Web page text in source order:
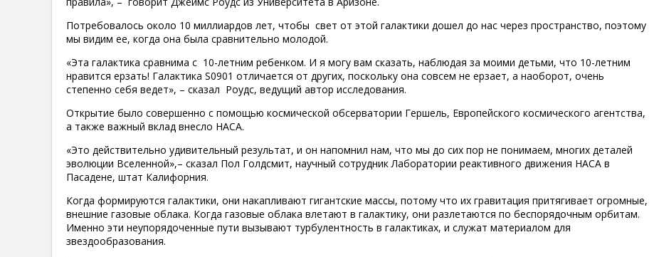
Потребовалось около 10 миллиардов лет, чтобы свет от этой галактики дошел до нас через пространство, поэтому
мы видим ее, когда она была сравнительно молодой.
«Эта галактика сравнима с 10-летним ребенком. И я могу вам сказать, наблюдая за моими детьми, что 10-летним
нравится ерзать! Галактика S0901 отличается от других, поскольку она совсем не ерзает, а наоборот, очень
степенно себя ведет», – сказал Роудс, ведущий автор исследования.
Открытие было совершенно с помощью космической обсерватории Гершель, Европейского космического агентства,
а также важный вклад внесло НАСА.
«Это действительно удивительный результат, и он напомнил нам, что мы до сих пор не понимаем, многих деталей
эволюции Вселенной»,– сказал Пол Голдсмит, научный сотрудник Лаборатории реактивного движения НАСА в
Пасадене, штат Калифорния.
Когда формируются галактики, они накапливают гигантские массы, потому что их гравитация притягивает огромные,
внешние газовые облака. Когда газовые облака влетают в галактику, они разлетаются по беспорядочным орбитам.
Именно эти неупорядоченные пути вызывают турбулентность в галактиках, и служат материалом для
звездообразования.